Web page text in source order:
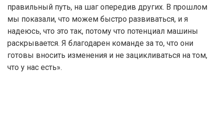
правильный путь, на шаг опередив других. В прошлом
мы показали, что можем быстро развиваться, и я
надеюсь, что это так, потому что потенциал машины
раскрывается. Я благодарен команде за то, что они
готовы вносить изменения и не зацикливаться на том,
что у нас есть».